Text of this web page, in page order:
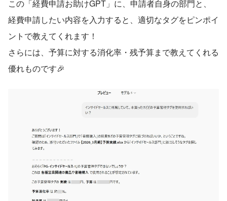
この「経費申請お助けGPT」に、申請者自身の部門と、
経費申請したい内容を入力すると、適切なタグをピンポイ
ントで教えてくれます！
さらには、予算に対する消化率・残予算まで教えてくれる
優れものです🎉